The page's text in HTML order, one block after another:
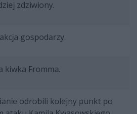
zdziwiony.
gospodarzy.
kiwka Fromma.
odrobili kolejny punkt po